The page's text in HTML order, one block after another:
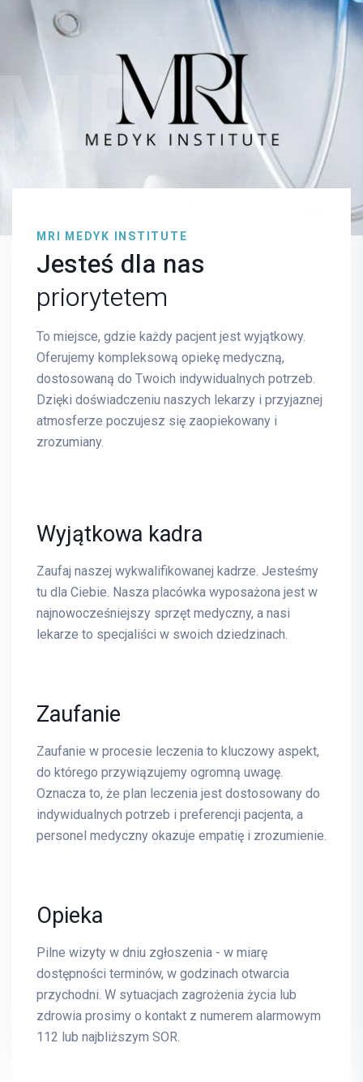
MRI MEDYK INSTITUTE
Jesteś dla nas
priorytetem
To miejsce, gdzie każdy pacjent jest wyjątkowy.
Oferujemy kompleksową opiekę medyczną,
dostosowaną do Twoich indywidualnych potrzeb.
Dzięki doświadczeniu naszych lekarzy i przyjaznej
atmosferze poczujesz się zaopiekowany i
zrozumiany.
Wyjątkowa kadra
Zaufaj naszej wykwalifikowanej kadrze. Jesteśmy
tu dla Ciebie. Nasza placówka wyposażona jest w
najnowocześniejszy sprzęt medyczny, a nasi
lekarze to specjaliści w swoich dziedzinach.
Zaufanie
Zaufanie w procesie leczenia to kluczowy aspekt,
do którego przywiązujemy ogromną uwagę.
Oznacza to, że plan leczenia jest dostosowany do
indywidualnych potrzeb i preferencji pacjenta, a
personel medyczny okazuje empatię i zrozumienie.
Opieka
Pilne wizyty w dniu zgłoszenia - w miarę
dostępności terminów, w godzinach otwarcia
przychodni. W sytuacjach zagrożenia życia lub
zdrowia prosimy o kontakt z numerem alarmowym
112 lub najbliższym SOR.